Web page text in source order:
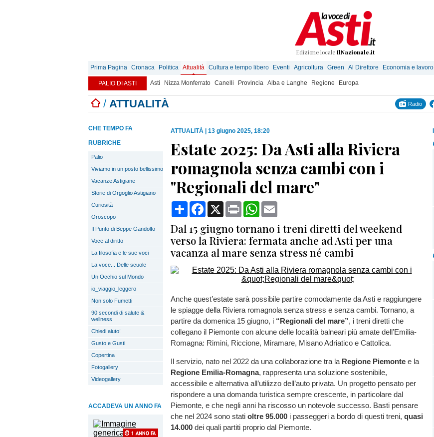
Edizione locale IlNazionale.it
Prima Pagina Cronaca Politica Attualità Cultura e tempo libero Eventi Agricoltura Green Al Direttore Economia e lavoro
PALIO DI ASTI Asti Nizza Monferrato Canelli Provincia Alba e Langhe Regione Europa
/ ATTUALITÀ Radio
CHE TEMPO FA
RUBRICHE
Palio
Viviamo in un posto bellissimo
Vacanze Astigiane
Storie di Orgoglio Astigiano
Curiosità
Oroscopo
Il Punto di Beppe Gandolfo
Voce al diritto
La filosofia e le sue voci
La voce... Delle scuole
Un Occhio sul Mondo
io_viaggio_leggero
Non solo Fumetti
90 secondi di salute &
wellness
Chiedi aiuto!
Gusto e Gusti
Copertina
Fotogallery
Videogallery
ACCADEVA UN ANNO FA
ATTUALITÀ 13 giugno 2025, 18:20
Estate 2025: Da Asti alla Riviera
romagnola senza cambi con i
"Regionali del mare"
CondividiFacebook
X Print WhatsApp
Dal 15 giugno tornano i treni diretti del weekend
verso la Riviera: fermata anche ad Asti per una
vacanza al mare senza stress né cambi
Anche quest’estate sarà possibile partire comodamente da Asti e raggiungere
le spiagge della Riviera romagnola senza stress e senza cambi. Tornano, a
partire da domenica 15 giugno, i “Regionali del mare”, i treni diretti che
collegano il Piemonte con alcune delle località balneari più amate dell’Emilia-
Romagna: Rimini, Riccione, Miramare, Misano Adriatico e Cattolica.
Il servizio, nato nel 2022 da una collaborazione tra la Regione Piemonte e la
Regione Emilia-Romagna, rappresenta una soluzione sostenibile,
accessibile e alternativa all’utilizzo dell’auto privata. Un progetto pensato per
rispondere a una domanda turistica sempre crescente, in particolare dal
Piemonte, e che negli anni ha riscosso un notevole successo. Basti pensare
che nel 2024 sono stati oltre 95.000 i passeggeri a bordo di questi treni, quasi
14.000 dei quali partiti proprio dal Piemonte.